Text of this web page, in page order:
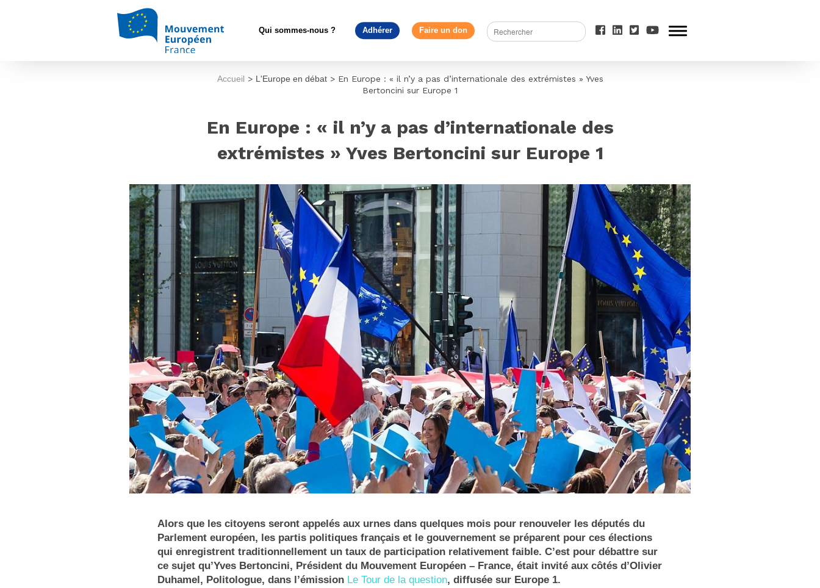
Qui sommes-nous ? Adhérer Faire un don
Accueil > L'Europe en débat> En Europe : « il n’y a pas d’internationale des extrémistes » Yves
Bertoncini sur Europe 1
En Europe : « il n’y a pas d’internationale des
extrémistes » Yves Bertoncini sur Europe 1
Alors que les citoyens seront appelés aux urnes dans quelques mois pour renouveler les députés du
Parlement européen, les partis politiques français et le gouvernement se préparent pour ces élections
qui enregistrent traditionnellement un taux de participation relativement faible. C’est pour débattre sur
ce sujet qu’Yves Bertoncini, Président du Mouvement Européen – France, était invité aux côtés d’Olivier
Duhamel, Politologue, dans l’émission Le Tour de la question, diffusée sur Europe 1.